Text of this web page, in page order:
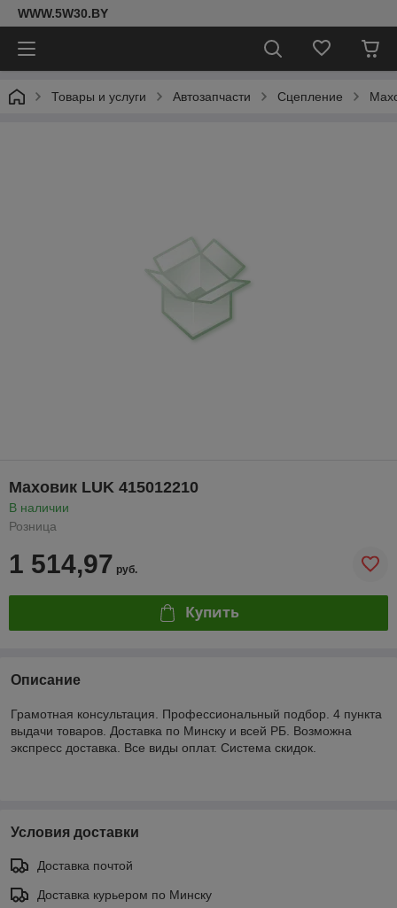
WWW.5W30.BY
Товары и услуги Автозапчасти Сцепление
Маховик LUK 415012210
В наличии
Розница
1 514,97 руб.
Купить
Описание
Грамотная консультация. Профессиональный подбор. 4 пункта
выдачи товаров. Доставка по Минску и всей РБ. Возможна
экспресс доставка. Все виды оплат. Система скидок.
Условия доставки
Доставка почтой
Доставка курьером по Минску